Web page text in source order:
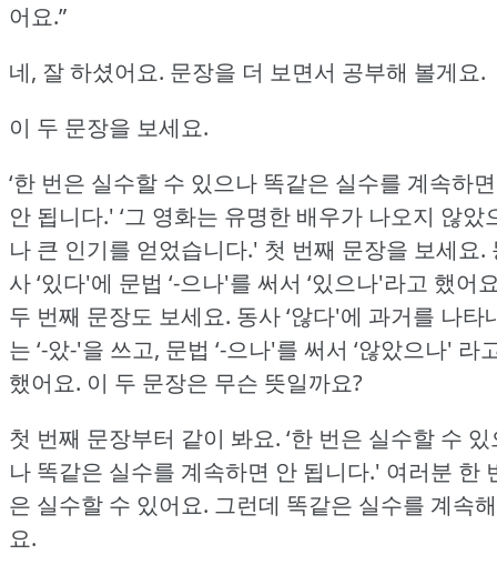
어요.”
네, 잘 하셨어요. 문장을 더 보면서 공부해 볼게요.
이 두 문장을 보세요.
‘한 번은 실수할 수 있으나 똑같은 실수를 계속하면
안 됩니다.' ‘그 영화는 유명한 배우가 나오지 않았
나 큰 인기를 얻었습니다.' 첫 번째 문장을 보세요.
사 ‘있다'에 문법 ‘-으나'를 써서 ‘있으나'라고 했어
두 번째 문장도 보세요. 동사 ‘않다'에 과거를 나타
는 ‘-았-'을 쓰고, 문법 ‘-으나'를 써서 ‘않았으나' 라
했어요. 이 두 문장은 무슨 뜻일까요?
첫 번째 문장부터 같이 봐요. ‘한 번은 실수할 수 있
나 똑같은 실수를 계속하면 안 됩니다.' 여러분 한
은 실수할 수 있어요. 그런데 똑같은 실수를 계속해
요.